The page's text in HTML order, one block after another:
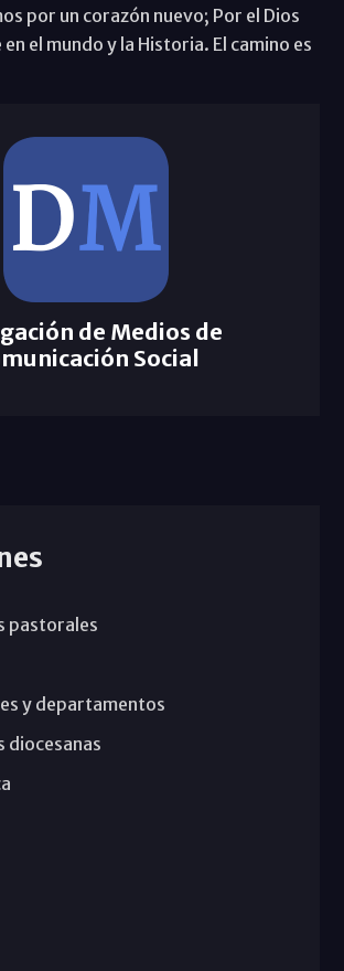
por un corazón nuevo; Por el Dios
el mundo y la Historia. El camino es
de Medios de
Social
pastorales
y departamentos
diocesanas